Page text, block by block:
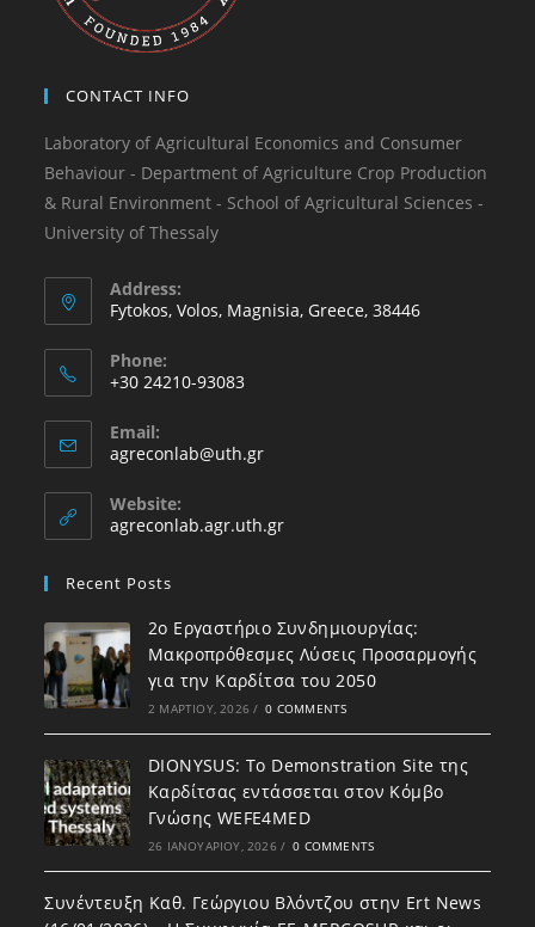
CONTACT INFO
Laboratory of Agricultural Economics and Consumer
Behaviour - Department of Agriculture Crop Production
& Rural Environment - School of Agricultural Sciences -
University of Thessaly
Address:
Fytokos, Volos, Magnisia, Greece, 38446
Phone:
+30 24210-93083
Email:
agreconlab@uth.gr
Website:
agreconlab.agr.uth.gr
Recent Posts
2ο Εργαστήριο Συνδημιουργίας:
Μακροπρόθεσμες Λύσεις Προσαρμογής
για την Καρδίτσα του 2050
2 ΜΑΡΤΊΟΥ, 2026 / 0 COMMENTS
DIONYSUS: To Demonstration Site της
Καρδίτσας εντάσσεται στον Κόμβο
Γνώσης WEFE4MED
26 ΙΑΝΟΥΑΡΊΟΥ, 2026 / 0 COMMENTS
Συνέντευξη Καθ. Γεώργιου Βλόντζου στην Ert News